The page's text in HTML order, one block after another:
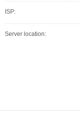
ISP:
Server location: